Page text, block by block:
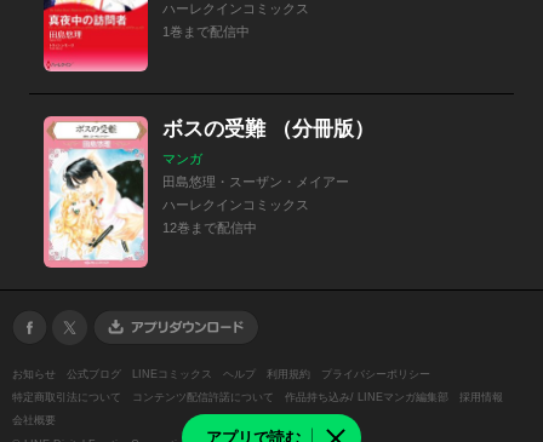
アプリで読む
ハーレクインコミックス
1巻まで配信中
ボスの受難 （分冊版）
マンガ
田島悠理・スーザン・メイアー
ハーレクインコミックス
12巻まで配信中
お知らせ 公式ブログ LINEコミックス ヘルプ 利用規約
プライバシーポリシー
特定商取引法について
コンテンツ配信許諾について 作品持ち込み/ LINEマンガ編集部
採用情報
会社概要